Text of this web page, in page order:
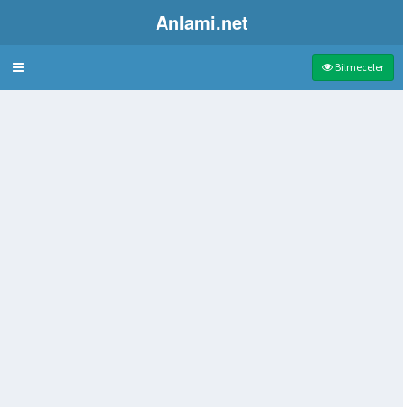
Anlami.net
Bulmaca Bilmeceler